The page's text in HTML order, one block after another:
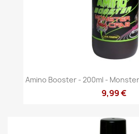
Amino Booster - 200ml - Monster
9,99 €